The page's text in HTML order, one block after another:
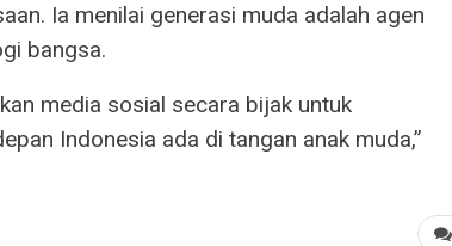
Ia menilai generasi muda adalah agen
bangsa.
media sosial secara bijak untuk
Indonesia ada di tangan anak muda,”